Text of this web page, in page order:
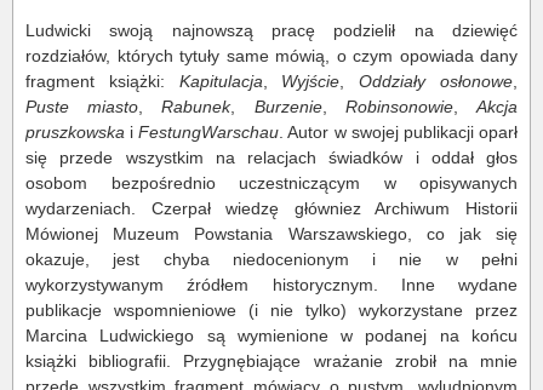
Ludwicki swoją najnowszą pracę podzielił na dziewięć
rozdziałów, których tytuły same mówią, o czym opowiada dany
fragment książki: Kapitulacja Wyjście ,Oddziały osłonowe
Puste miasto ,Rabunek, Burzenie, Robinsonowie,Akcja
pruszkowska iFestungWarschau . Autor w swojej publikacji oparł
się przede wszystkim na relacjach świadków i oddał głos
osobom bezpośrednio uczestniczącym w opisywanych
wydarzeniach. Czerpał wiedzę główniez Archiwum Historii
Mówionej Muzeum Powstania Warszawskiego, co jak się
okazuje, jest chyba niedocenionym i nie w pełni
wykorzystywanym źródłem historycznym. Inne wydane
publikacje wspomnieniowe (i nie tylko) wykorzystane przez
Marcina Ludwickiego są wymienione w podanej na końcu
książki bibliografii. Przygnębiające wrażanie zrobił na mnie